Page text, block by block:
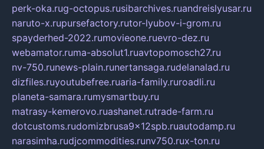
perk-oka.rug-octopus.rusibarchives.ruandreislyusar.ru
naruto-x.rupursefactory.rutor-lyubov-i-grom.ru
spayderhed-2022.rumovieone.ruevro-dez.ru
webamator.ruma-absolut1.ruavtopomosch27.ru
nv-750.runews-plain.runertansaga.rudelanalad.ru
dizfiles.ruyoutubefree.ruaria-family.ruroadli.ru
planeta-samara.rumysmartbuy.ru
matrasy-kemerovo.ruashanet.rutrade-farm.ru
dotcustoms.rudomizbrusa9x12spb.ruautodamp.ru
narasimha.rudjcommodities.runv750.rux-ton.ru